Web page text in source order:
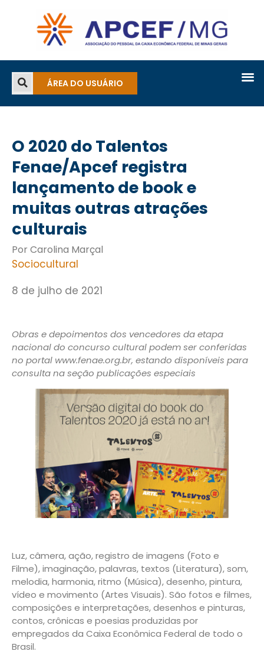
ÁREA DO USUÁRIO
O 2020 do Talentos
Fenae/Apcef registra
lançamento de book e
muitas outras atrações
culturais
Por Carolina Marçal
Sociocultural
8 de julho de 2021
Obras e depoimentos dos vencedores da etapa
nacional do concurso cultural podem ser conferidas
no portal www.fenae.org.br, estando disponíveis para
consulta na seção publicações especiais
Luz, câmera, ação, registro de imagens (Foto e
Filme), imaginação, palavras, textos (Literatura), som,
melodia, harmonia, ritmo (Música), desenho, pintura,
vídeo e movimento (Artes Visuais). São fotos e filmes,
composições e interpretações, desenhos e pinturas,
contos, crônicas e poesias produzidas por
empregados da Caixa Econômica Federal de todo o
Brasil.